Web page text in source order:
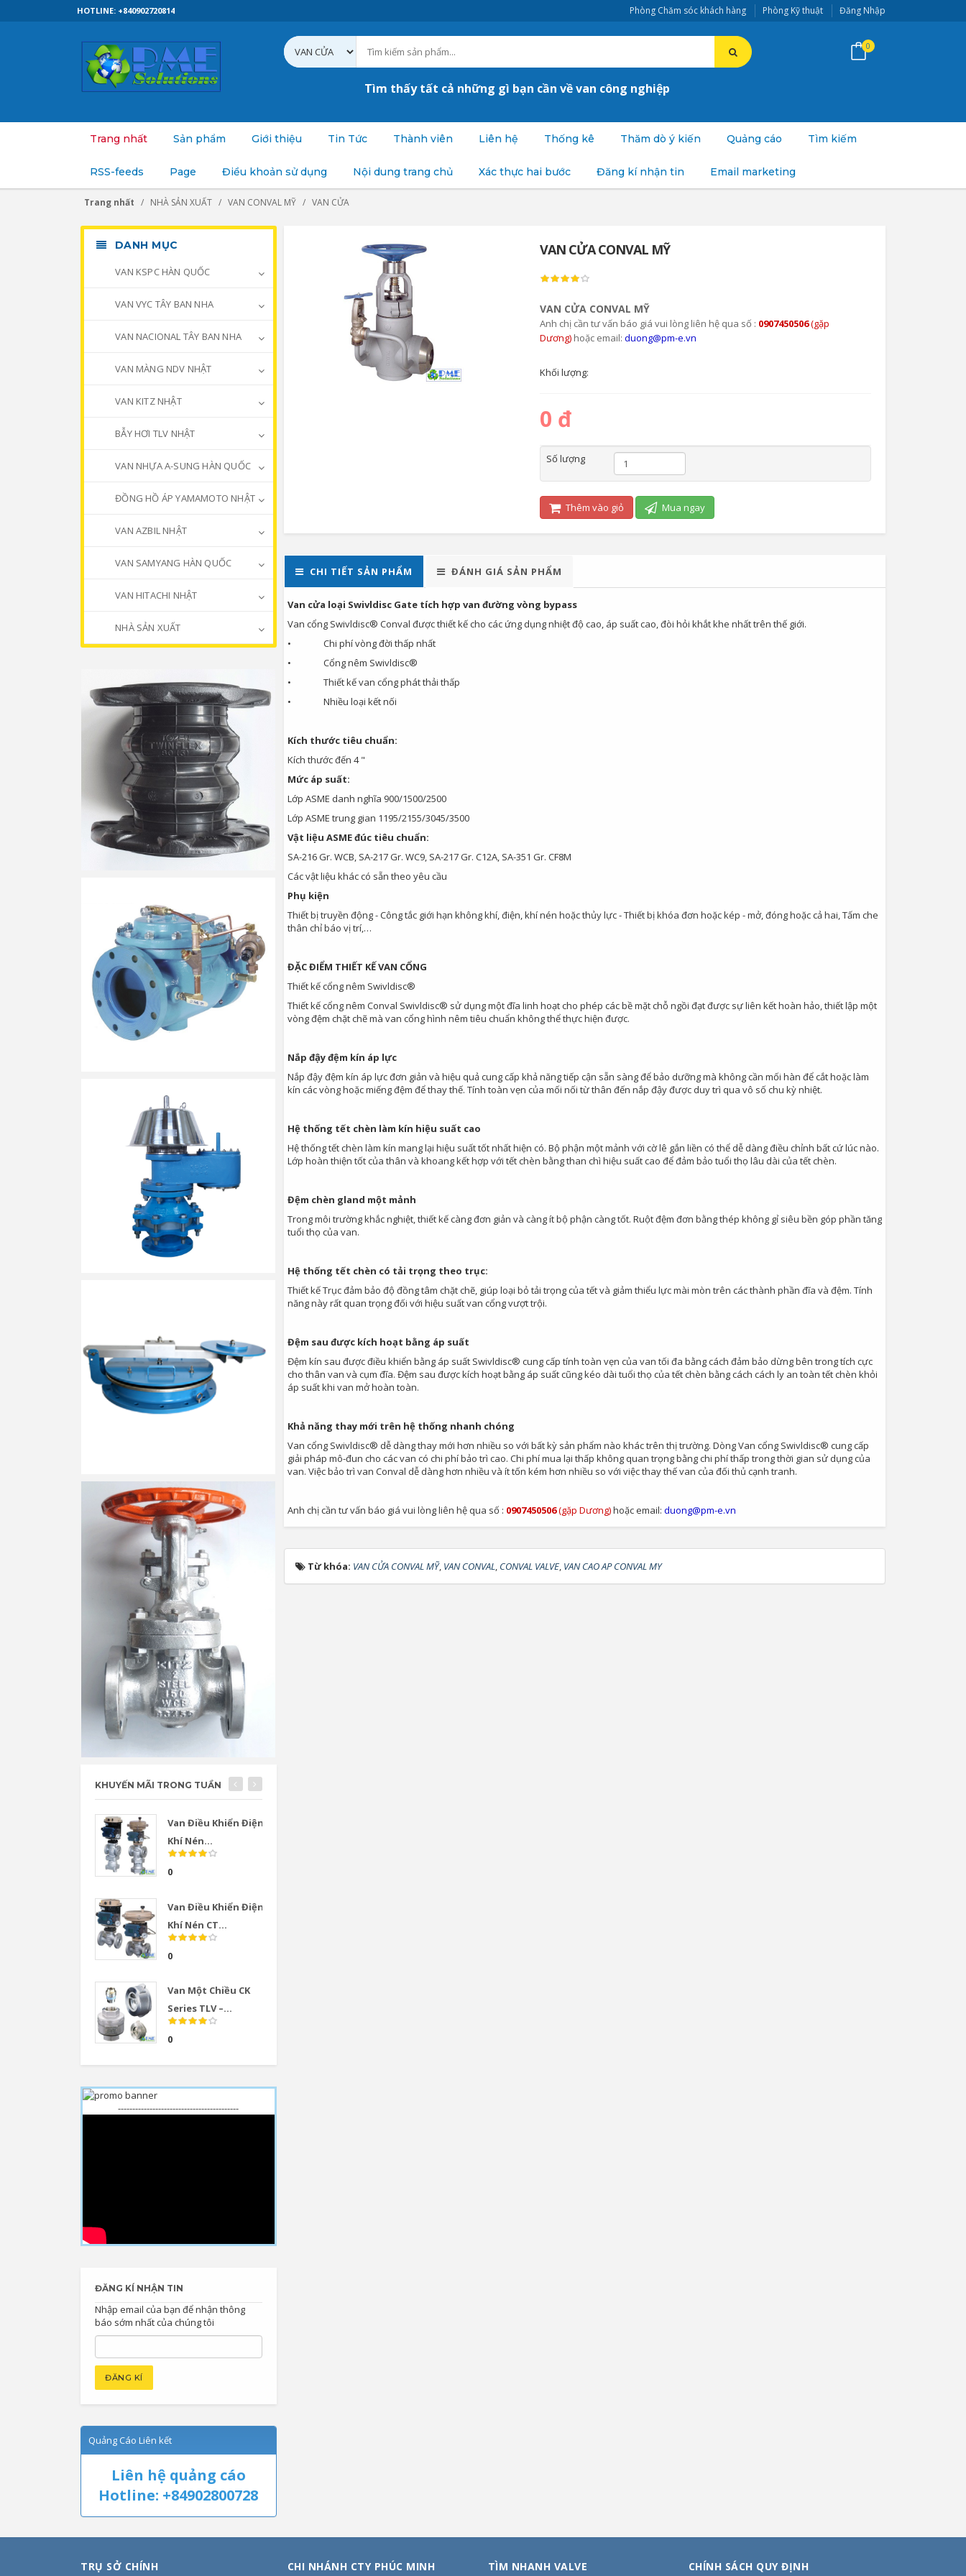
Phòng Chăm sóc khách hàng Phòng Kỹ thuật Đăng Nhập
HOTLINE: +840902720814
Tìm thấy tất cả những gì bạn cần về van công nghiệp
0
Trang nhất Sản phẩm Giới thiệu Tin Tức Thành viên Liên hệ Thống kê Thăm dò ý kiến Quảng cáo Tìm kiếm
RSS-feeds Page Điều khoản sử dụng Nội dung trang chủ Xác thực hai bước Đăng kí nhận tin Email marketing
Trang nhất NHÀ SẢN XUẤT VAN CONVAL MỸ VAN CỬA
VAN CỬA CONVAL MỸ
VAN CỬA CONVAL MỸ
Anh chị cần tư vấn báo giá vui lòng liên hệ qua số : 0907450506(gặp
Dương) hoặc email: duong@pm-e.vn
Khối lượng:
0 đ
Số lượng
Thêm vào giỏ Mua ngay
CHI TIẾT SẢN PHẨM ĐÁNH GIÁ SẢN PHẨM
Van cửa loại Swivldisc Gate tích hợp van đường vòng bypass
Van cổng Swivldisc® Conval được thiết kế cho các ứng dụng nhiệt độ cao, áp suất cao, đòi hỏi khắt khe nhất trên thế giới.
• Chi phí vòng đời thấp nhất
• Cổng nêm Swivldisc®
• Thiết kế van cổng phát thải thấp
• Nhiều loại kết nối
Kích thước tiêu chuẩn:
Kích thước đến 4 "
Mức áp suất:
Lớp ASME danh nghĩa 900/1500/2500
Lớp ASME trung gian 1195/2155/3045/3500
Vật liệu ASME đúc tiêu chuẩn:
SA-216 Gr. WCB, SA-217 Gr. WC9, SA-217 Gr. C12A, SA-351 Gr. CF8M
Các vật liệu khác có sẵn theo yêu cầu
Phụ kiện
Thiết bị truyền động - Công tắc giới hạn không khí, điện, khí nén hoặc thủy lực - Thiết bị khóa đơn hoặc kép - mở, đóng hoặc cả hai, Tấm che
thân chỉ báo vị trí,…
ĐẶC ĐIỂM THIẾT KẾ VAN CỔNG
Thiết kế cổng nêm Swivldisc®
Thiết kế cổng nêm Conval Swivldisc® sử dụng một đĩa linh hoạt cho phép các bề mặt chỗ ngồi đạt được sự liên kết hoàn hảo, thiết lập một
vòng đệm chặt chẽ mà van cổng hình nêm tiêu chuẩn không thể thực hiện được.
Nắp đậy đệm kín áp lực
Nắp đậy đệm kín áp lực đơn giản và hiệu quả cung cấp khả năng tiếp cận sẵn sàng để bảo dưỡng mà không cần mối hàn để cắt hoặc làm
kín các vòng hoặc miếng đệm để thay thế. Tính toàn vẹn của mối nối từ thân đến nắp đậy được duy trì qua vô số chu kỳ nhiệt.
Hệ thống tết chèn làm kín hiệu suất cao
Hệ thống tết chèn làm kín mang lại hiệu suất tốt nhất hiện có. Bộ phận một mảnh với cờ lê gắn liền có thể dễ dàng điều chỉnh bất cứ lúc nào.
Lớp hoàn thiện tốt của thân và khoang kết hợp với tết chèn bằng than chì hiệu suất cao để đảm bảo tuổi thọ lâu dài của tết chèn.
Đệm chèn gland một mảnh
Trong môi trường khắc nghiệt, thiết kế càng đơn giản và càng ít bộ phận càng tốt. Ruột đệm đơn bằng thép không gỉ siêu bền góp phần tăng
tuổi thọ của van.
Hệ thống tết chèn có tải trọng theo trục:
Thiết kế Trục đảm bảo độ đồng tâm chặt chẽ, giúp loại bỏ tải trọng của tết và giảm thiểu lực mài mòn trên các thành phần đĩa và đệm. Tính
năng này rất quan trọng đối với hiệu suất van cổng vượt trội.
Đệm sau được kích hoạt bằng áp suất
Đệm kín sau được điều khiển bằng áp suất Swivldisc® cung cấp tính toàn vẹn của van tối đa bằng cách đảm bảo dừng bên trong tích cực
cho thân van và cụm đĩa. Đệm sau được kích hoạt bằng áp suất cũng kéo dài tuổi thọ của tết chèn bằng cách cách ly an toàn tết chèn khỏi
áp suất khi van mở hoàn toàn.
Khả năng thay mới trên hệ thống nhanh chóng
Van cổng Swivldisc® dễ dàng thay mới hơn nhiều so với bất kỳ sản phẩm nào khác trên thị trường. Dòng Van cổng Swivldisc® cung cấp
giải pháp mô-đun cho các van có chi phí bảo trì cao. Chi phí mua lại thấp không quan trọng bằng chi phí thấp trong thời gian sử dụng của
van. Việc bảo trì van Conval dễ dàng hơn nhiều và ít tốn kém hơn nhiều so với việc thay thế van của đối thủ cạnh tranh.
Anh chị cần tư vấn báo giá vui lòng liên hệ qua số : 0907450506(gặp Dương)hoặc email: duong@pm-e.vn
Từ khóa: VAN CỬA CONVAL MỸ, VAN CONVAL, CONVAL VALVE, VAN CAO AP CONVAL MY
DANH MỤC
VAN KSPC HÀN QUỐC
VAN VYC TÂY BAN NHA
VAN NACIONAL TÂY BAN NHA
VAN MÀNG NDV NHẬT
VAN KITZ NHẬT
BẪY HƠI TLV NHẬT
VAN NHỰA A-SUNG HÀN QUỐC
ĐỒNG HỒ ÁP YAMAMOTO NHẬT
VAN AZBIL NHẬT
VAN SAMYANG HÀN QUỐC
VAN HITACHI NHẬT
NHÀ SẢN XUẤT
KHUYẾN MÃI TRONG TUẦN
Van Điều Khiển Điện
Khí Nén...
0
Van Điều Khiển Điện
Khí Nén CT...
0
Van Một Chiều CK
Series TLV –...
0
------------------------------------------
ĐĂNG KÍ NHẬN TIN
Nhập email của bạn để nhận thông
báo sớm nhất của chúng tôi
Quảng Cáo Liên kết
Liên hệ quảng cáo
Hotline: +84902800728
TRỤ SỞ CHÍNH CHI NHÁNH CTY PHÚC MINH TÌM NHANH VALVE CHÍNH SÁCH QUY ĐỊNH